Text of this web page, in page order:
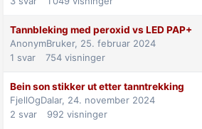
Tannbleking med peroxid vs LED PAP+
AnonymBruker, 25. februar 2024
1 svar 754 visninger
Bein son stikker ut etter tanntrekking
FjellOgDalar, 24. november 2024
2 svar 992 visninger